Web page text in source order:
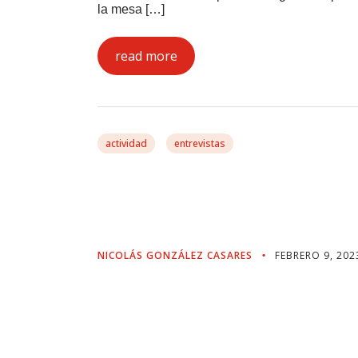
la mesa […]
read more
actividad entrevistas
NICOLÁS GONZÁLEZ CASARES FEBRERO 9,